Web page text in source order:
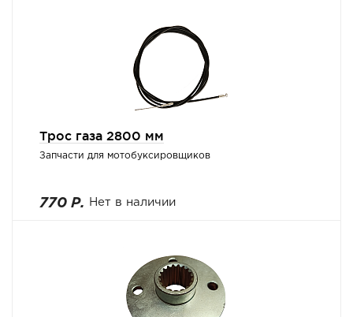
Трос газа 2800 мм
Запчасти для мотобуксировщиков
770 Р. Нет в наличии